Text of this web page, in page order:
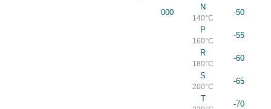
000
N
140°C
-50
P
160°C
-55
R
180°C
-60
S
200°C
-65
T
-70